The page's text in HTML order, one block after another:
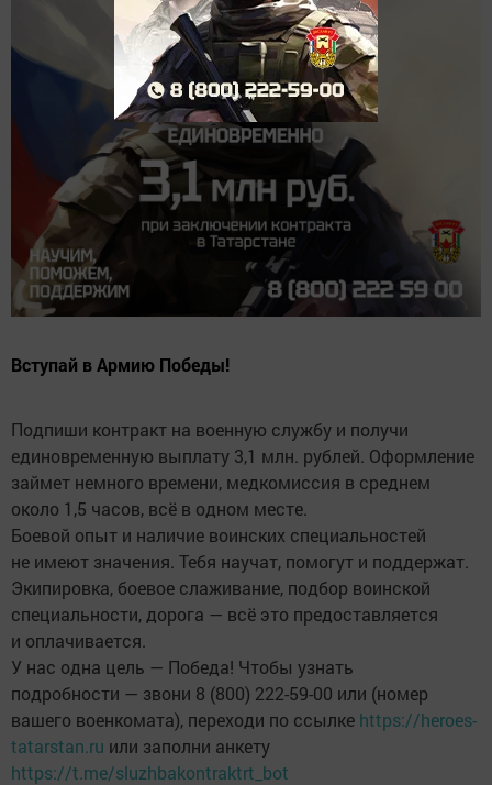
Вступай в Армию Победы!
Подпиши контракт на военную службу и получи
единовременную выплату 3,1 млн. рублей. Оформление
займет немного времени, медкомиссия в среднем
около 1,5 часов, всё в одном месте.
Боевой опыт и наличие воинских специальностей
не имеют значения. Тебя научат, помогут и поддержат.
Экипировка, боевое слаживание, подбор воинской
специальности, дорога — всё это предоставляется
и оплачивается.
У нас одна цель — Победа! Чтобы узнать
подробности — звони 8 (800) 222-59-00 или (номер
вашего военкомата), переходи по ссылке https://heroes-
tatarstan.ru или заполни анкету
https://t.me/sluzhbakontraktrt_bot